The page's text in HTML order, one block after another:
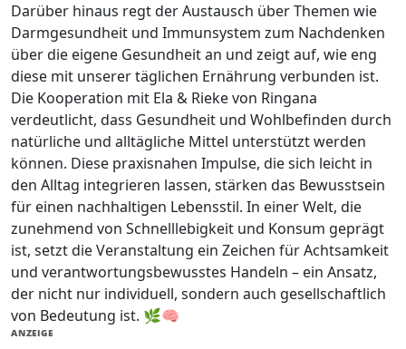
Darüber hinaus regt der Austausch über Themen wie
Darmgesundheit und Immunsystem zum Nachdenken
über die eigene Gesundheit an und zeigt auf, wie eng
diese mit unserer täglichen Ernährung verbunden ist.
Die Kooperation mit Ela & Rieke von Ringana
verdeutlicht, dass Gesundheit und Wohlbefinden durch
natürliche und alltägliche Mittel unterstützt werden
können. Diese praxisnahen Impulse, die sich leicht in
den Alltag integrieren lassen, stärken das Bewusstsein
für einen nachhaltigen Lebensstil. In einer Welt, die
zunehmend von Schnelllebigkeit und Konsum geprägt
ist, setzt die Veranstaltung ein Zeichen für Achtsamkeit
und verantwortungsbewusstes Handeln – ein Ansatz,
der nicht nur individuell, sondern auch gesellschaftlich
von Bedeutung ist. 🌿🧠
ANZEIGE